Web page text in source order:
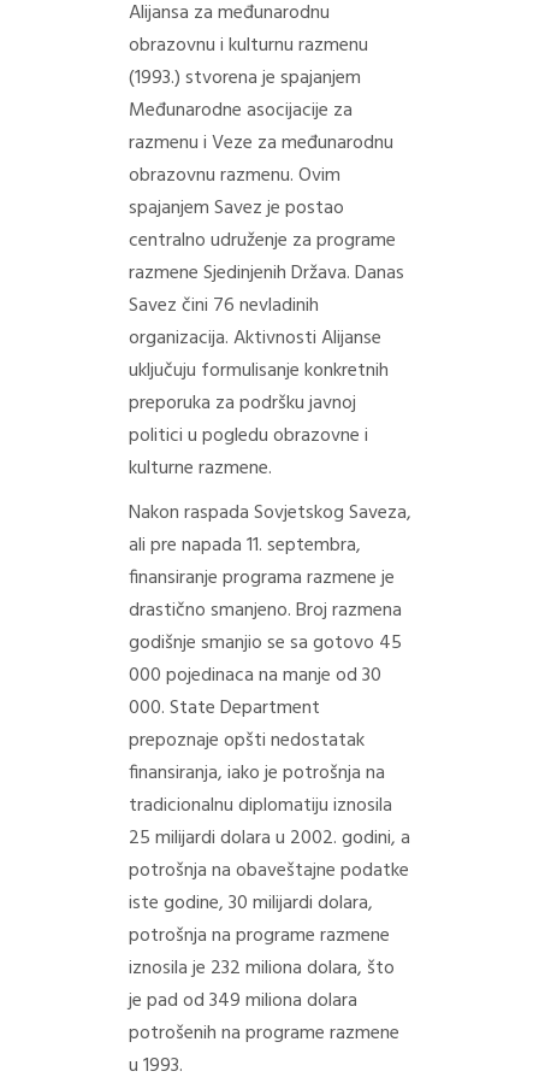
Alijansa za međunarodnu
obrazovnu i kulturnu razmenu
(1993.) stvorena je spajanjem
Međunarodne asocijacije za
razmenu i Veze za međunarodnu
obrazovnu razmenu. Ovim
spajanjem Savez je postao
centralno udruženje za programe
razmene Sjedinjenih Država. Danas
Savez čini 76 nevladinih
organizacija. Aktivnosti Alijanse
uključuju formulisanje konkretnih
preporuka za podršku javnoj
politici u pogledu obrazovne i
kulturne razmene.
Nakon raspada Sovjetskog Saveza,
ali pre napada 11. septembra,
finansiranje programa razmene je
drastično smanjeno. Broj razmena
godišnje smanjio se sa gotovo 45
000 pojedinaca na manje od 30
000. State Department
prepoznaje opšti nedostatak
finansiranja, iako je potrošnja na
tradicionalnu diplomatiju iznosila
25 milijardi dolara u 2002. godini, a
potrošnja na obaveštajne podatke
iste godine, 30 milijardi dolara,
potrošnja na programe razmene
iznosila je 232 miliona dolara, što
je pad od 349 miliona dolara
potrošenih na programe razmene
u 1993.